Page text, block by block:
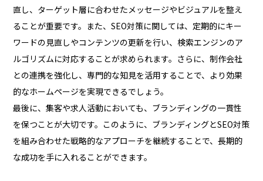
直し、ターゲット層に合わせたメッセージやビジュアルを整え
ることが重要です。また、SEO対策に関しては、定期的にキー
ワードの見直しやコンテンツの更新を行い、検索エンジンのア
ルゴリズムに対応することが求められます。さらに、制作会社
との連携を強化し、専門的な知見を活用することで、より効果
的なホームページを実現できるでしょう。
最後に、集客や求人活動においても、ブランディングの一貫性
を保つことが大切です。このように、ブランディングとSEO対策
を組み合わせた戦略的なアプローチを継続することで、長期的
な成功を手に入れることができます。